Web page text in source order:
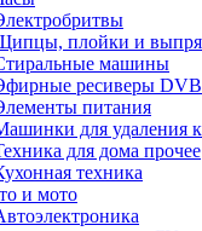
плойки и
машины
ресиверы
питания
для удаления
для дома прочее
техника
и мото